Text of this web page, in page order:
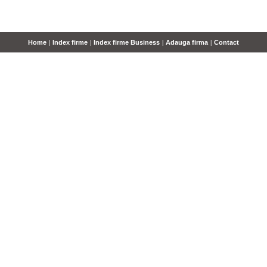
Home | Index firme | Index firme Business | Adauga firma | Contact